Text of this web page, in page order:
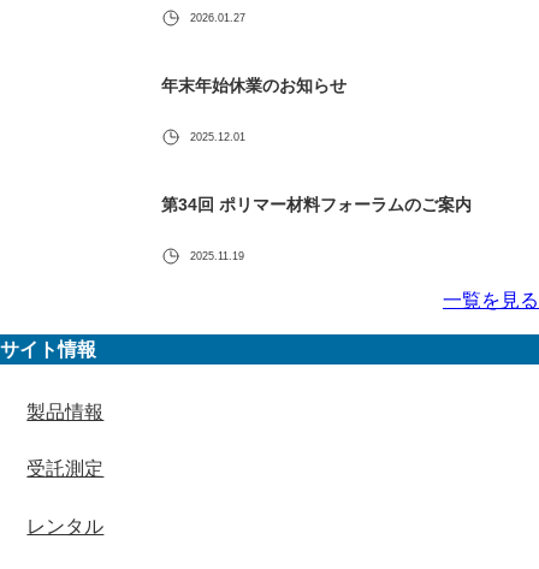
2026.01.27
年末年始休業のお知らせ
2025.12.01
第34回 ポリマー材料フォーラムのご案内
2025.11.19
一覧を見る
サイト情報
製品情報
受託測定
レンタル